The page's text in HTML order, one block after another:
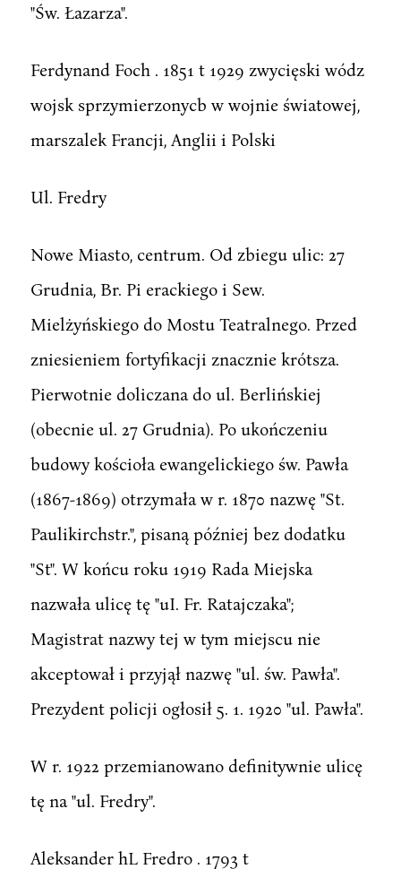
"Św. Łazarza".
Ferdynand Foch . 1851 t 1929 zwycięski wódz
wojsk sprzymierzonycb w wojnie światowej,
marszalek Francji, Anglii i Polski
Ul. Fredry
Nowe Miasto, centrum. Od zbiegu ulic: 27
Grudnia, Br. Pi erackiego i Sew.
Mielżyńskiego do Mostu Teatralnego. Przed
zniesieniem fortyfikacji znacznie krótsza.
Pierwotnie doliczana do ul. Berlińskiej
(obecnie ul. 27 Grudnia). Po ukończeniu
budowy kościoła ewangelickiego św. Pawła
(1867-1869) otrzymała w r. 1870 nazwę "St.
Paulikirchstr.", pisaną później bez dodatku
"St". W końcu roku 1919 Rada Miejska
nazwała ulicę tę "uI. Fr. Ratajczaka";
Magistrat nazwy tej w tym miejscu nie
akceptował i przyjął nazwę "ul. św. Pawła".
Prezydent policji ogłosił 5. 1. 1920 "ul. Pawła".
W r. 1922 przemianowano definitywnie ulicę
tę na "ul. Fredry".
Aleksander hL Fredro . 1793 t